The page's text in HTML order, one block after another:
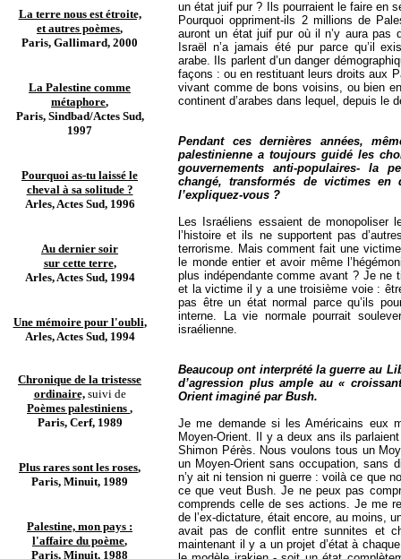
La terre nous est étroite,
et autres poèmes,
Paris, Gallimard, 2000
La Palestine comme
métaphore,
Paris, Sindbad/Actes Sud,
1997
Pourquoi as-tu laissé le
cheval à sa solitude ?
Arles, Actes Sud, 1996
Au dernier soir
sur cette terre,
Arles, Actes Sud, 1994
Une mémoire pour l'oubli,
Arles, Actes Sud, 1994
Chronique de la tristesse
ordinaire,suivi de
Poèmes palestiniens ,
Paris, Cerf, 1989
Plus rares sont les roses,
Paris, Minuit, 1989
Palestine, mon pays :
l'affaire du poème,
Paris, Minuit, 1988
un état juif pur ? Ils pourraient le faire en
Pourquoi oppriment-ils 2 millions de
auront un état juif pur où il n’y aura pas
Israël n’a jamais été pur parce qu’il
arabe. Ils parlent d’un danger
façons : ou en restituant leurs droits aux
vivant comme de bons voisins, ou bien
continent d’arabes dans lequel, depuis le
Pendant ces dernières années,
palestinienne a toujours guidé les
gouvernements anti-populaires- la
changé, transformés de victimes en
l’expliquez-vous ?
Les Israéliens essaient de
l’histoire et ils ne supportent pas
terrorisme. Mais comment fait une
le monde entier et avoir même
plus indépendante comme avant ? Je ne
et la victime il y a une troisième voie :
pas être un état normal parce qu’ils
interne. La vie normale pourrait
israélienne.
Beaucoup ont interprété la guerre au
d’agression plus ample au «
Orient imaginé par Bush.
Je me demande si les Américains eux
Moyen-Orient. Il y a deux ans ils
Shimon Pérès. Nous voulons tous un
un Moyen-Orient sans occupation, sans
n’y ait ni tension ni guerre : voilà ce que
ce que veut Bush. Je ne peux pas
comprends celle de ses actions. Je me
de l’ex-dictature, était encore, au moins,
avait pas de conflit entre sunnites et
maintenant il y a un projet d’état à